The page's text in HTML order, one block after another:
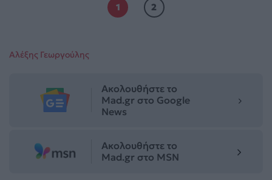
1 2
Αλέξης Γεωργούλης
Ακολουθήστε το
Mad.gr στο Google
News
Ακολουθήστε το
Mad.gr στο MSN